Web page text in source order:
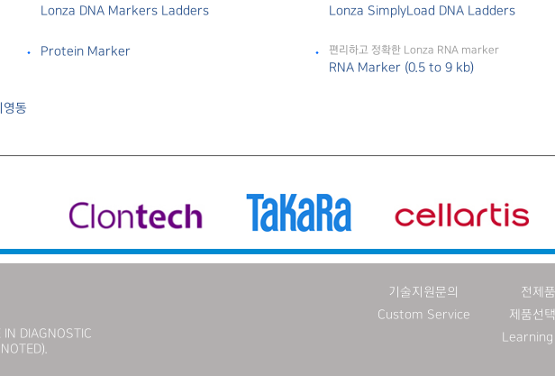
Lonza DNA Markers Ladders Lonza SimplyLoad DNA Ladders
Protein Marker 편리하고 정확한 Lonza RNA marker
RNA Marker (0.5 to 9 kb)
동
DIAGNOSTIC
기술지원문의
Custom Service
전제
제품선